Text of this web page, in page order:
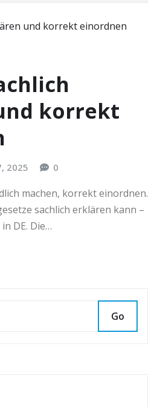
korrekt
2025 0
machen, korrekt einordnen.
sachlich erklären kann –
DE. Die…
Go